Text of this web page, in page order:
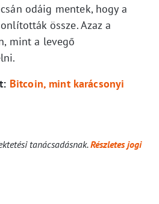
odáig mentek, hogy a
össze. Azaz a
mint a levegő
Bitcoin, mint karácsonyi
tanácsadásnak.Részletes jogi